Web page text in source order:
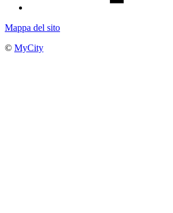
Mappa del sito
© MyCity